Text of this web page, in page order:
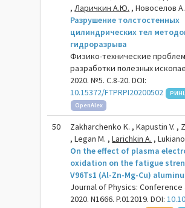
,Ларичкин А.Ю. , Новоселов
Разрушение толстостенных
цилиндрических тел
гидроразрыва
Физико-технические
разработки полезных
2020. №5. С.8-20. DOI:
10.15372/FTPRPI20200502
OpenAlex
50
Zakharchenko K. , Kapustin V. ,
, Legan M. ,Larichkin A. ,
On the effect of plasma
oxidation on the fatigue
V96Ts1 (Al-Zn-Mg-Cu)
Journal of Physics: Conference
2020. N1666. P.012019. DOI: